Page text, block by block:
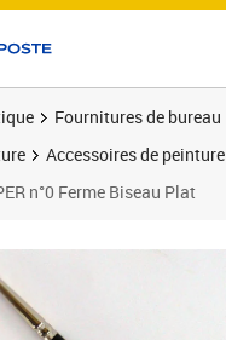
Fournitures de bureau
Accessoires de peinture
n°0 Ferme Biseau Plat